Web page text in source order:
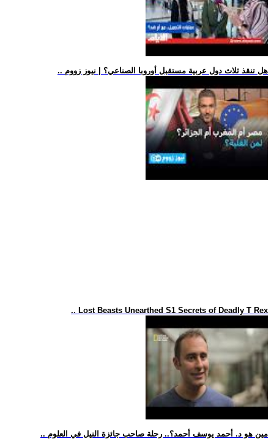
.. هل تنقذ ثلاث دول عربية مستقبل أوروبا الصناعي؟ | نيوز زووم
.. Lost Beasts Unearthed S1 Secrets of Deadly T Rex
.. مين هو د. أحمد يوسف أحمد؟.. رحلة صاحب جائزة النيل في العلوم